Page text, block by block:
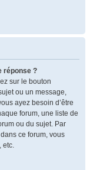
réponse ?
sur le bouton
ou un message,
ayez besoin d’être
forum, une liste de
ou du sujet. Par
ce forum, vous
etc.